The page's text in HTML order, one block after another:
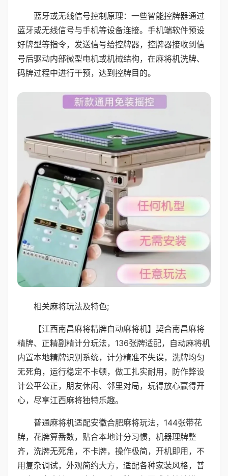
蓝牙或无线信号控制原理：一些智能控牌器通过
蓝牙或无线信号与手机等设备连接。手机端软件预设
好牌型等指令，发送信号给控牌器，控牌器接收到信
号后驱动内部微型电机或机械结构，在麻将机洗牌、
码牌过程中进行干预，达到控牌目的。
相关麻将玩法及特色;
【江西南昌麻将精牌自动麻将机】契合南昌麻将
精牌、正精副精计分玩法，136张牌适配，自动麻将机
内置本地精牌识别系统，计分精准不失误，洗牌均匀
无死角，运行稳定不卡顿，做工扎实耐用，防作弊设
计公平公正，朋友休闲、邻里对局，玩得放心赢得开
心，尽享江西麻将独特乐趣。
普通麻将机适配安徽合肥麻将玩法，144张带花
牌，花牌算番数，贴合本地计分习惯，机器理牌整
齐，洗牌无死角，不卡牌，操作极简，开机即用，不
用复杂调试，外观简约大方，适配各种家装风格，普